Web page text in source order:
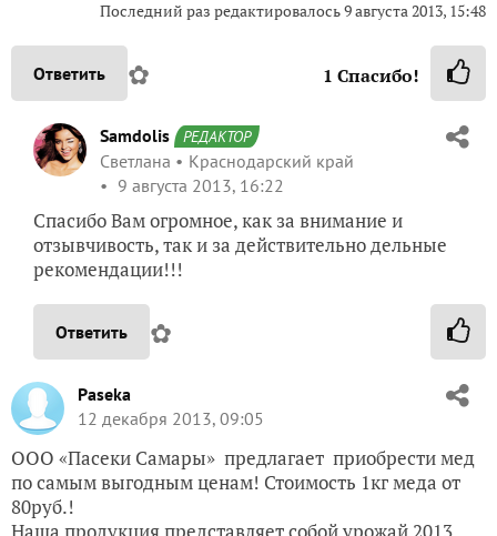
Последний раз редактировалось 9 августа 2013, 15:48
Ответить ✿ 1 Спасибо!
Samdolis РЕДАКТОР
Светлана
Краснодарский край
9 августа 2013, 16:22
Спасибо Вам огромное, как за внимание и
отзывчивость, так и за действительно дельные
рекомендации!!!
Ответить ✿
Paseka
12 декабря 2013, 09:05
ООО «Пасеки Самары» предлагает приобрести мед
по самым выгодным ценам! Стоимость 1кг меда от
80руб.!